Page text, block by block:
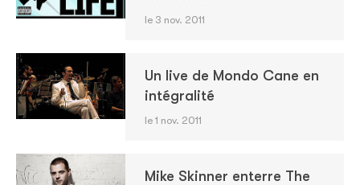
le 3 nov. 2011
Un live de Mondo Cane en
intégralité
le 1 nov. 2011
Mike Skinner enterre The